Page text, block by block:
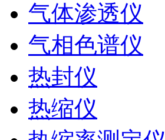
气体渗透仪
气相色谱仪
热封仪
热缩仪